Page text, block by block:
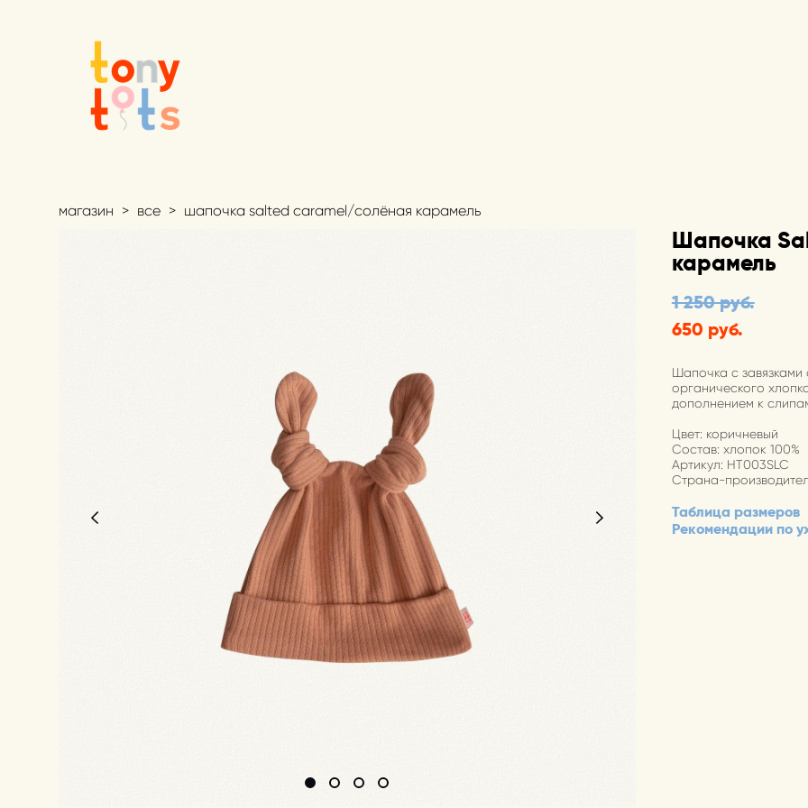
магазин > все > шапочка salted caramel/солёная карамель
Шапочка
карамель
1 250 pуб.
650 pуб.
Шапочка с завязками
органического
дополнением к
Цвет: коричневый
Состав: хлопок 100%
Артикул: HT003SLC
Страна-
Таблица размеров
Рекомендации по